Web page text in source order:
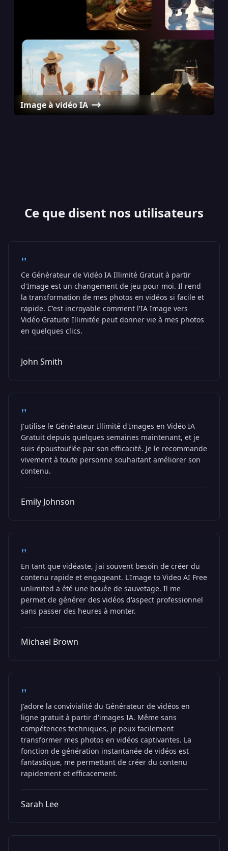
Image à vidéo IA
Générateur d'Avatar IA
Ce que disent nos utilisateurs
"
Ce Générateur de Vidéo IA Illimité Gratuit à partir
d'Image est un changement de jeu pour moi. Il rend
la transformation de mes photos en vidéos si facile et
rapide. C'est incroyable comment l'IA Image vers
Vidéo Gratuite Illimitée peut donner vie à mes photos
en quelques clics.
John Smith
"
J'utilise le Générateur Illimité d'Images en Vidéo IA
Gratuit depuis quelques semaines maintenant, et je
suis époustouflée par son efficacité. Je le recommande
vivement à toute personne souhaitant améliorer son
contenu.
Emily Johnson
"
En tant que vidéaste, j'ai souvent besoin de créer du
contenu rapide et engageant. L'Image to Video AI Free
unlimited a été une bouée de sauvetage. Il me
permet de générer des vidéos d'aspect professionnel
sans passer des heures à monter.
Michael Brown
"
J'adore la convivialité du Générateur de vidéos en
ligne gratuit à partir d'images IA. Même sans
compétences techniques, je peux facilement
transformer mes photos en vidéos captivantes. La
fonction de génération instantanée de vidéos est
fantastique, me permettant de créer du contenu
rapidement et efficacement.
Sarah Lee